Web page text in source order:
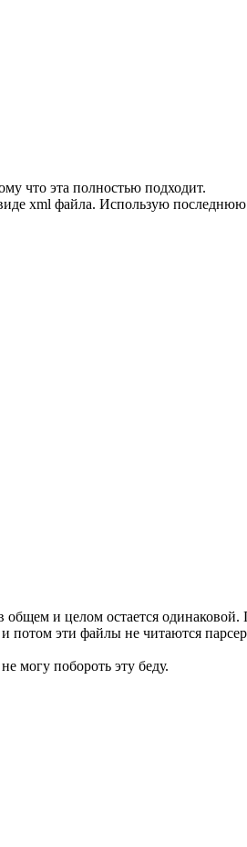
что эта полностью подходит.
xml файла. Использую
и целом остается
эти файлы не читаются
могу побороть эту беду.